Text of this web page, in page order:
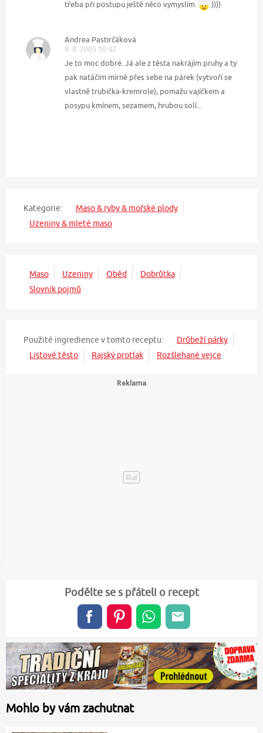
třeba při postupu ještě něco vymyslím ))))
Andrea Pastirčáková
9. 8. 2005 10:42
Je to moc dobré. Já ale z těsta nakrájím pruhy a ty
pak natáčím mírně přes sebe na párek (vytvoří se
vlastně trubička-kremrole), pomažu vajíčkem a
posypu kmínem, sezamem, hrubou solí...
Kategorie:
Maso & ryby & mořské plody
Uzeniny & mleté maso
Maso Uzeniny Oběd
Dobrůtka
Slovník pojmů
Použité ingredience v tomto receptu:
Drůbeží párky
Listové těsto
Rajský protlak Rozšlehané vejce
Podělte se s přáteli o recept
Mohlo by vám zachutnat